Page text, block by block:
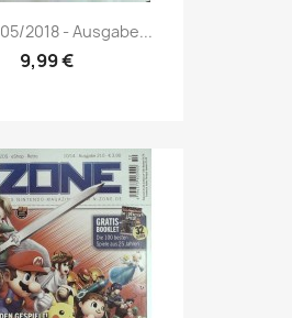
Vorschau
2018 - Ausgabe...
9,99 €